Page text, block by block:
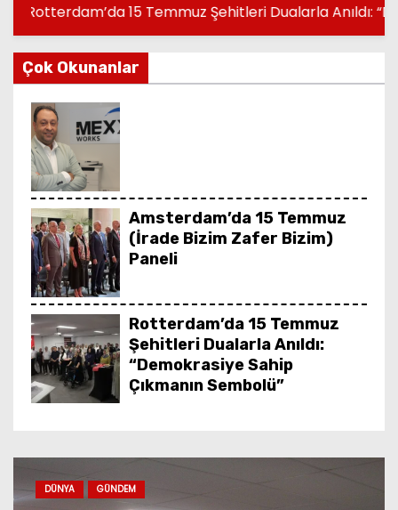
Dualarla Anıldı: “Demokrasiye Sahip Çıkmanın
Çok Okunanlar
Amsterdam’da 15 Temmuz
(İrade Bizim Zafer Bizim)
Paneli
Rotterdam’da 15 Temmuz
Şehitleri Dualarla Anıldı:
“Demokrasiye Sahip
Çıkmanın Sembolü”
Külliyesi İçin İlk Adım Atıldı
GÜNDEM